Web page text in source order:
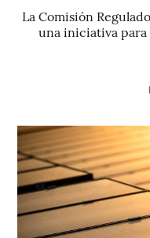
La Comisión
una iniciativa para